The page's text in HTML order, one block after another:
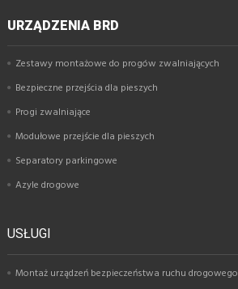
URZĄDZENIA BRD
Zestawy montażowe do progów zwalniających
Bezpieczne przejścia dla pieszych
Progi zwalniające
Modułowe przejście dla pieszych
Separatory parkingowe
Azyle drogowe
USŁUGI
Montaż urządzeń bezpieczeństwa ruchu drogowego